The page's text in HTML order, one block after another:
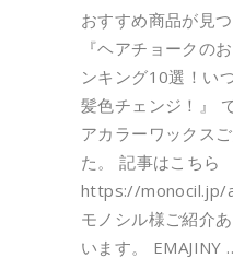
おすすめ商品が見
『ヘアチョークの
ンキング10選！い
髪色チェンジ！』
アカラーワックス
た。 記事はこち
https://
モノシル様ご紹介
います。 EMAJINY